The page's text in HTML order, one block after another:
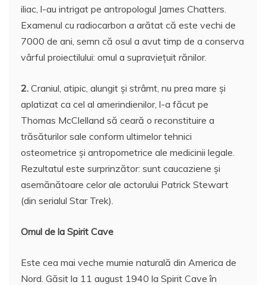
iliac, l-au intrigat pe antropologul James Chatters.
Examenul cu radiocarbon a arătat că este vechi de
7000 de ani, semn că osul a avut timp de a conserva
vârful proiectilului: omul a supravieţuit rănilor.
2. Craniul, atipic, alungit şi strâmt, nu prea mare şi
aplatizat ca cel al amerindienilor, l-a făcut pe
Thomas McClelland să ceară o reconstituire a
trăsăturilor sale conform ultimelor tehnici
osteometrice şi antropometrice ale medicinii legale.
Rezultatul este surprinzător: sunt caucaziene şi
asemănătoare celor ale actorului Patrick Stewart
(din serialul Star Trek).
Omul de la Spirit Cave
Este cea mai veche mumie naturală din America de
Nord. Găsit la 11 august 1940 la Spirit Cave în